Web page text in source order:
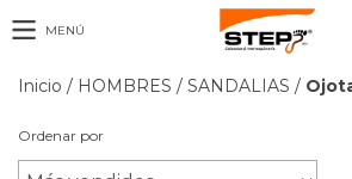
MENÚ
Inicio / HOMBRES / SANDALIAS /
Ordenar por